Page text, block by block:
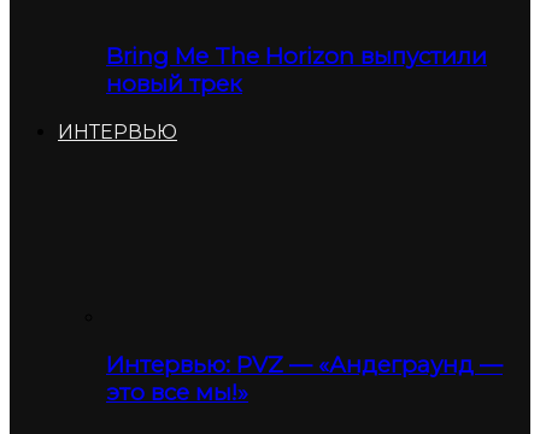
Bring Me The Horizon выпустили
новый трек
ИНТЕРВЬЮ
Интервью: PVZ — «Андеграунд —
это все мы!»